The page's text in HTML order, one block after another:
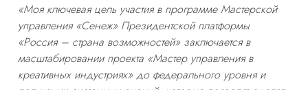
«Моя ключевая цель участия в программе Мастерской
управления «Сенеж» Президентской платформы
«Россия – страна возможностей» заключается в
масштабировании проекта «Мастер управления в
креативных индустриях» до федерального уровня и